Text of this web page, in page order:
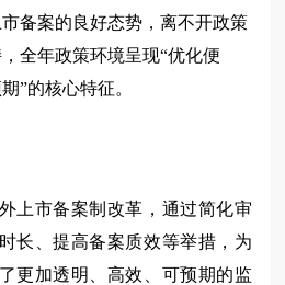
备案的良好态势，离不开政策
全年政策环境呈现“优化便
”的核心特征。
上市备案制改革，通过简化审
长、提高备案质效等举措，为
更加透明、高效、可预期的监